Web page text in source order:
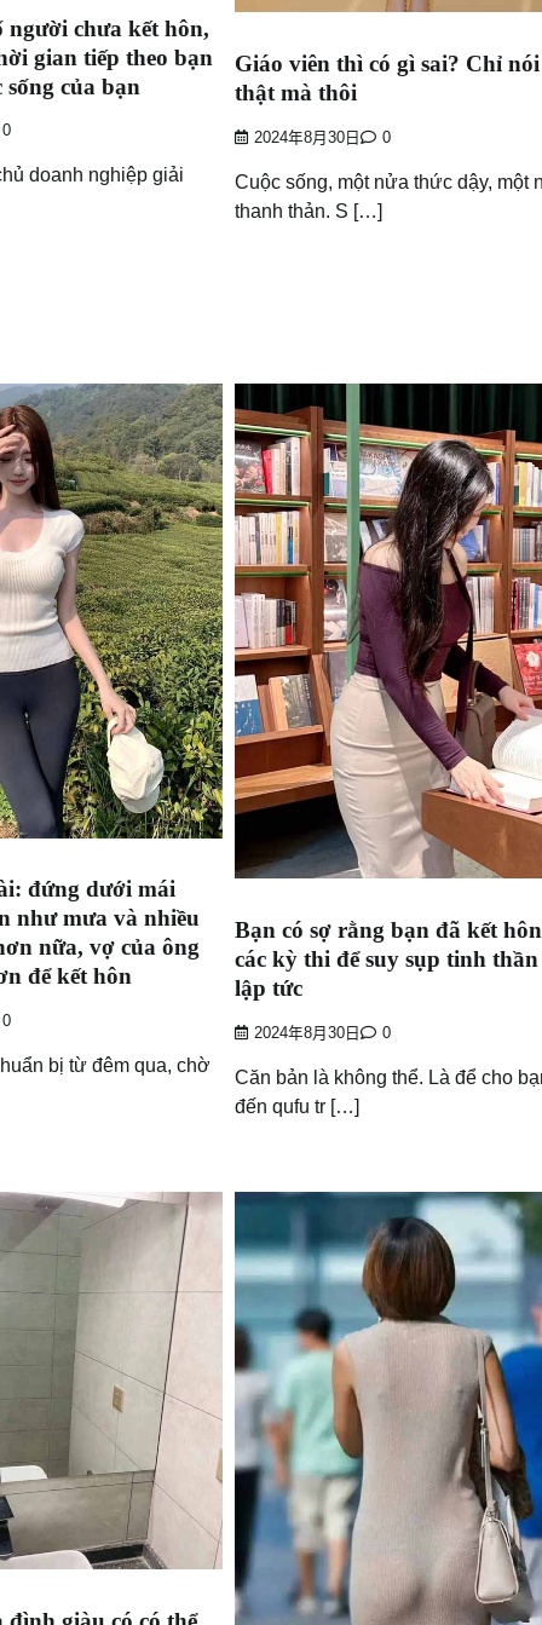
người chưa kết hôn,
gian tiếp theo bạn
sống của bạn
0
doanh nghiệp giải
Giáo viên thì có gì sai? Chỉ nói
thật mà thôi
2024年8月30日 0
Cuộc sống, một nửa thức dậy, một
thanh thản. S […]
đứng dưới mái
như mưa và nhiều
nữa, vợ của ông
để kết hôn
0
bị từ đêm qua, chờ
Bạn có sợ rằng bạn đã kết
các kỳ thi để suy sụp tinh
lập tức
2024年8月30日 0
Căn bản là không thể. Là để cho
đến qufu tr […]